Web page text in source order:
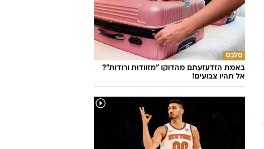
סלבס
באמת הזדעזעתם מהדוקו "מזוודות ורודות"?
אל תהיו צבועים!